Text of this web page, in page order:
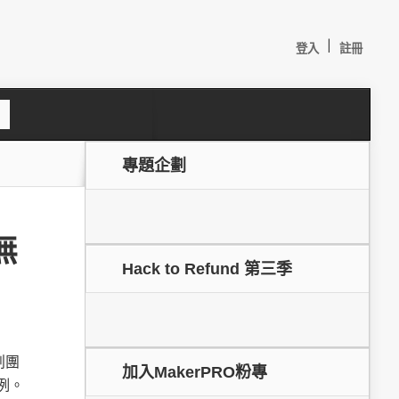
登入 註冊
團
。
專題企劃
Hack to Refund 第三季
加入MakerPRO粉專